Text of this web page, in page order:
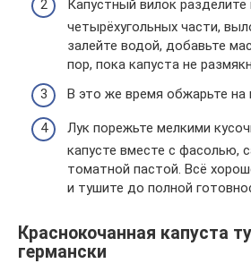
Капустный вилок разделите
четырёхугольных части,
залейте водой, добавьте
пор, пока капуста не
В это же время обжарьте на
Лук порежьте мелкими
капусте вместе с фасолью,
томатной пастой. Всё
и тушите до полной
Краснокочанная капуста
германски